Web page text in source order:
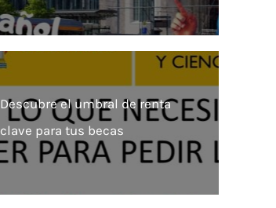
Descubre el umbral de renta
clave para tus becas